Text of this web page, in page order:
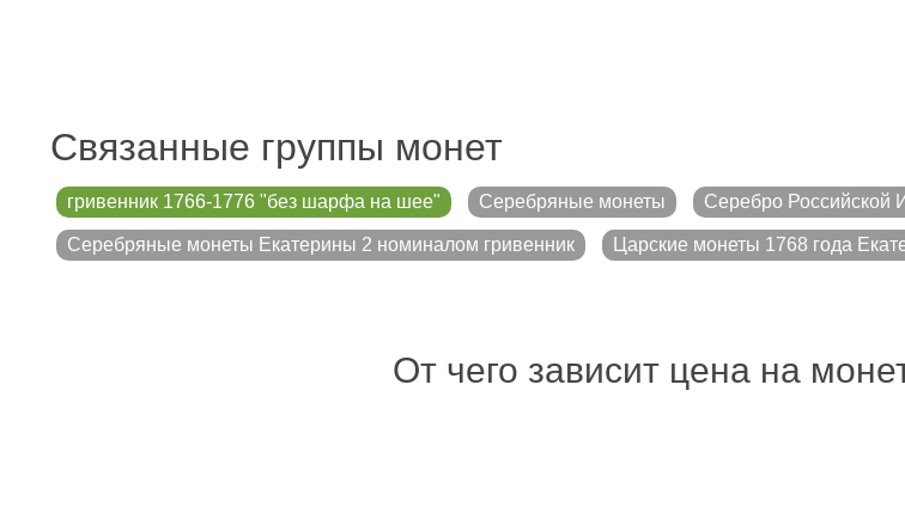
Связанные группы монет
гривенник 1766-1776 "без шарфа на шее" Серебряные монеты Серебро Российской
Серебряные монеты Екатерины 2 номиналом гривенник Царские монеты 1768 года
От чего зависит цена на